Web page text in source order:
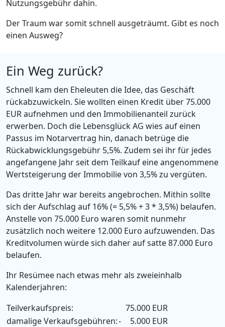
Nutzungsgebühr dahin.
Der Traum war somit schnell ausgeträumt. Gibt es noch
einen Ausweg?
Ein Weg zurück?
Schnell kam den Eheleuten die Idee, das Geschäft
rückabzuwickeln. Sie wollten einen Kredit über 75.000
EUR aufnehmen und den Immobilienanteil zurück
erwerben. Doch die Lebensglück AG wies auf einen
Passus im Notarvertrag hin, danach betrüge die
Rückabwicklungsgebühr 5,5%. Zudem sei ihr für jedes
angefangene Jahr seit dem Teilkauf eine angenommene
Wertsteigerung der Immobilie von 3,5% zu vergüten.
Das dritte Jahr war bereits angebrochen. Mithin sollte
sich der Aufschlag auf 16% (= 5,5% + 3 * 3,5%) belaufen.
Anstelle von 75.000 Euro waren somit nunmehr
zusätzlich noch weitere 12.000 Euro aufzuwenden. Das
Kreditvolumen würde sich daher auf satte 87.000 Euro
belaufen.
Ihr Resümee nach etwas mehr als zweieinhalb
Kalenderjahren:
Teilverkaufspreis:
75.000 EUR
damalige Verkaufsgebühren:-
5.000 EUR